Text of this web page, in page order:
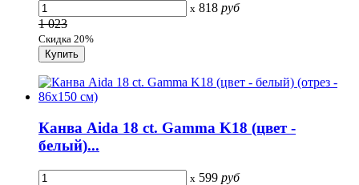
x 818 руб
1 023
Скидка 20%
Канва Aida 18 сt. Gamma K18 (цвет -
белый)...
x 599 руб